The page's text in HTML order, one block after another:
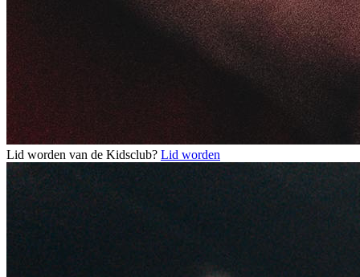
Lid worden van de Kidsclub? Lid worden